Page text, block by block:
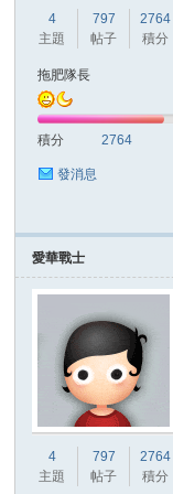
4
主題
797
帖子
2764
積分
拖肥隊長
積分 2764
發消息
愛華戰士
4
主題
797
帖子
2764
積分